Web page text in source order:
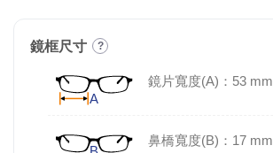
鏡框尺寸 ?
鏡片寬度(A)：53 mm
鼻橋寬度(B)：17 mm